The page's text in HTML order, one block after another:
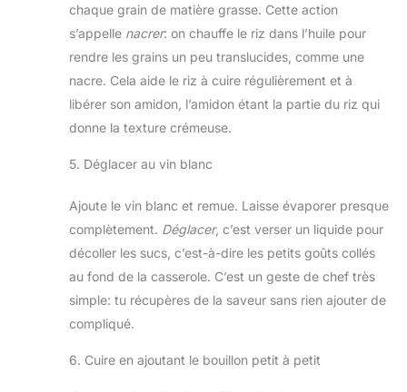
chaque grain de matière grasse. Cette action
s’appelle nacrer: on chauffe le riz dans l’huile pour
rendre les grains un peu translucides, comme une
nacre. Cela aide le riz à cuire régulièrement et à
libérer son amidon, l’amidon étant la partie du riz qui
donne la texture crémeuse.
5. Déglacer au vin blanc
Ajoute le vin blanc et remue. Laisse évaporer presque
complètement. Déglacer, c’est verser un liquide pour
décoller les sucs, c’est-à-dire les petits goûts collés
au fond de la casserole. C’est un geste de chef très
simple: tu récupères de la saveur sans rien ajouter de
compliqué.
6. Cuire en ajoutant le bouillon petit à petit